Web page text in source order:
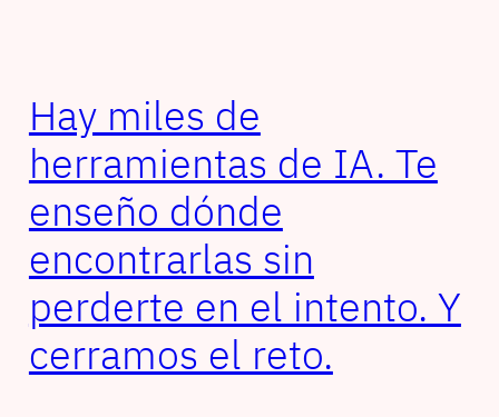
Hay miles de
herramientas de IA. Te
enseño dónde
encontrarlas sin
perderte en el intento. Y
cerramos el reto.